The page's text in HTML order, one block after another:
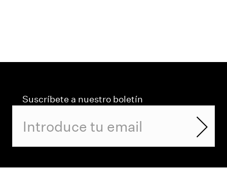
Suscríbete a nuestro boletín